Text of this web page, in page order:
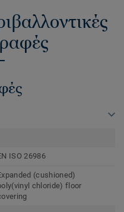
ISO 26986
(cushioned)
chloride) floor